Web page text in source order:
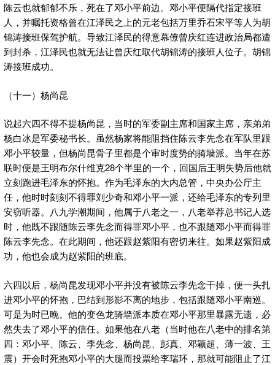
陈云也就郁郁不乐，死在了邓小平前边。邓小平便隔代指定接班
人，并嘱托资格曾在江泽民之上的元老包括万里乔石宋平等人为胡
锦涛接班保驾护航。导致江泽民的得意幕僚曾庆红连进政治局都遭
到封杀，江泽民也就无法让曾庆红取代胡锦涛的接班人位子。胡锦
涛接班成功。
（十一）杨尚昆
说起六四不得不提杨尚昆，当时的军委副主席和国家主席，亲弟弟
杨白冰是军委秘书长。虽然杨家将能阻挡住陈云李先念在军队里跟
邓小平较量，但杨尚昆骨子里都是个审时度势的骑墙派。当年在苏
联时便是王明布尔什维克28个半里的一个，回国后王明失势后他就
立刻跑进毛泽东的怀抱。作为毛泽东的大内总管，中央办公厅主
任，他时时刻刻不得罪刘少奇和邓小平一派，还给毛泽东的专列里
安窃听器。八九学潮期间，他属于八老之一，八老举荐总书记人选
时，他既不跟随陈云李先念而得罪邓小平，也不跟随邓小平而得罪
陈云李先念。在此期间，他还跟赵紫阳有密切来往。如果赵紫阳成
功，他也会成为赵紫阳的班底。
六四以后，杨尚昆发现邓小平并没有被陈云李先念干掉，便一头扎
进邓小平的怀抱，巴结到形影不离的地步，包括跟随邓小平南巡。
可是为时已晚。他的变色龙骑墙派本质在邓小平那里暴露无遗，必
然失去了邓小平的信任。如果他在八老（当时他在八老中的排名第
四：邓小平、陈云、李先念、杨尚昆、彭真、邓颖超、薄一波、王
震）开会时死抱邓小平的大腿而投票给李瑞环，那就可能阻止了江